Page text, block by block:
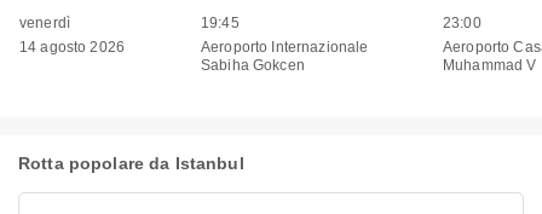
venerdì
14 agosto 2026
19:45
Aeroporto Internazionale
Sabiha Gokcen
23:00
Aeroporto
Muhammad V
Rotta popolare da Istanbul